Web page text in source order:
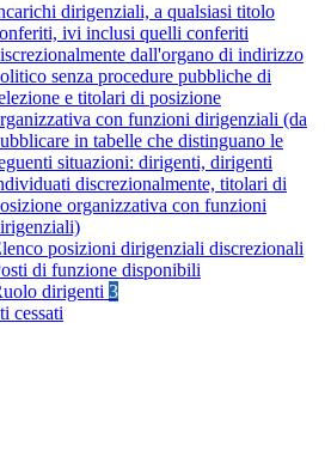
dirigenziali, a qualsiasi titolo
ivi inclusi quelli conferiti
dall'organo di indirizzo
senza procedure pubbliche di
e titolari di posizione
con funzioni dirigenziali (da
in tabelle che distinguano le
situazioni: dirigenti, dirigenti
discrezionalmente, titolari di
organizzativa con funzioni
posizioni dirigenziali discrezionali
di funzione disponibili
dirigenti 3
cessati